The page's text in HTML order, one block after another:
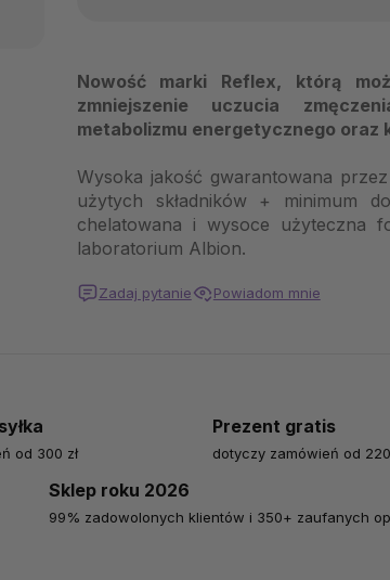
Nowość marki Reflex, którą
zmniejszenie uczucia
metabolizmu energetycznego oraz
Wysoka jakość gwarantowana
użytych składników + minimum
chelatowana i wysoce użyteczna
laboratorium Albion.
Zadaj pytanie Powiadom mnie
od 300 zł
Prezent gratis
dotyczy zamówień od 220
Sklep roku 2026
99% zadowolonych klientów i 350+ zaufanych